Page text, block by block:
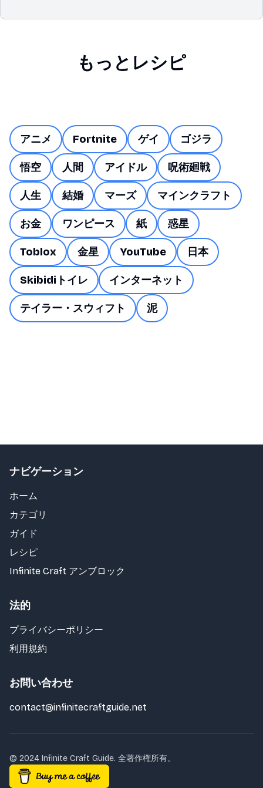
もっとレシピ
アニメ Fortnite ゲイ ゴジラ
悟空 人間 アイドル 呪術廻戦
人生 結婚 マーズ マインクラフト
お金 ワンピース 紙 惑星
Toblox 金星 YouTube 日本
Skibidiトイレ インターネット
テイラー・スウィフト 泥
ナビゲーション
ホーム
カテゴリ
ガイド
レシピ
Infinite Craft アンブロック
法的
プライバシーポリシー
利用規約
お問い合わせ
contact@infinitecraftguide.net
© 2024 Infinite Craft Guide. 全著作権所有。